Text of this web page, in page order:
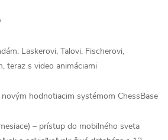
Laskerovi, Talovi, Fischerovi,
teraz s video animáciami
hodnotiacim systémom ChessBase
– prístup do mobilného sveta